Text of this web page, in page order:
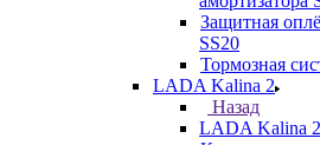
Защитная
SS20
Тормозная
LADA Kalina 2
Назад
LADA Kalina 2